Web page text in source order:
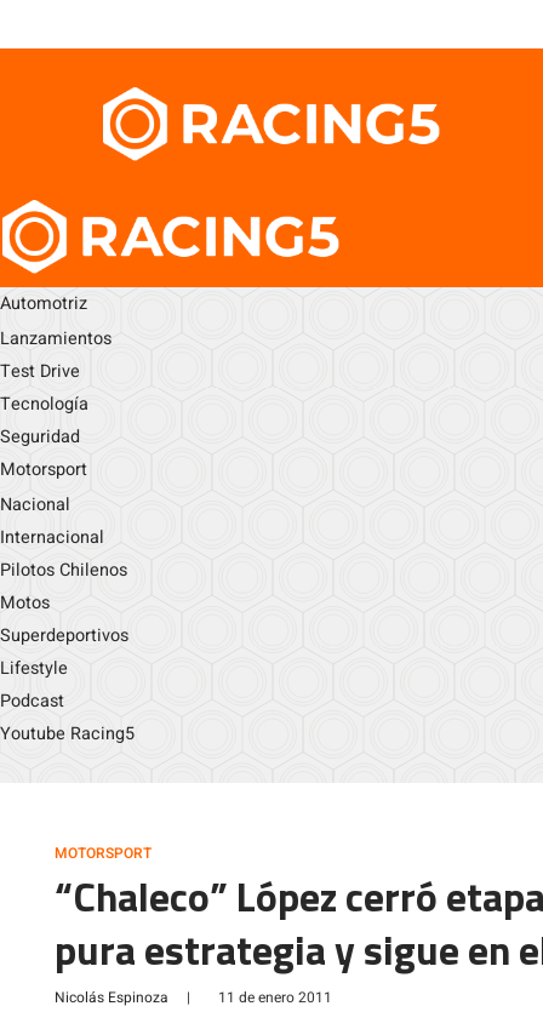
Automotriz
Lanzamientos
Test Drive
Tecnología
Seguridad
Motorsport
Nacional
Internacional
Pilotos Chilenos
Motos
Superdeportivos
Lifestyle
Podcast
Youtube Racing5
MOTORSPORT
“Chaleco” López cerró
pura estrategia y sigue en
Nicolás Espinoza | 11 de enero 2011